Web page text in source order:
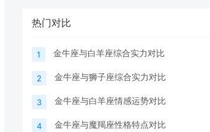
热门对比
1 金牛座与白羊座综合实力对比
2 金牛座与狮子座综合实力对比
3 金牛座与白羊座情感运势对比
4 金牛座与魔羯座性格特点对比